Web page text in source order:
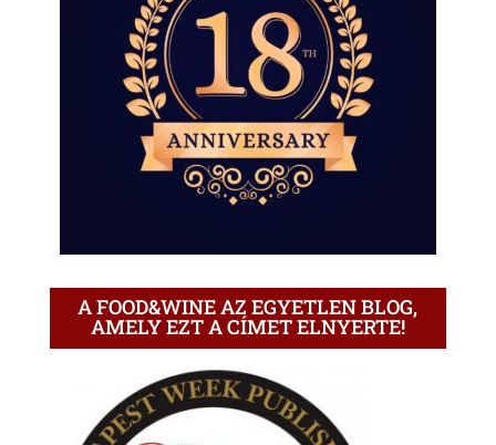
A FOOD&WINE AZ EGYETLEN BLOG,
AMELY EZT A CÍMET ELNYERTE!